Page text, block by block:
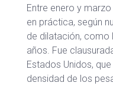
Entre enero y
en práctica, según
de dilatación, como
años. Fue
Estados Unidos,
densidad de los